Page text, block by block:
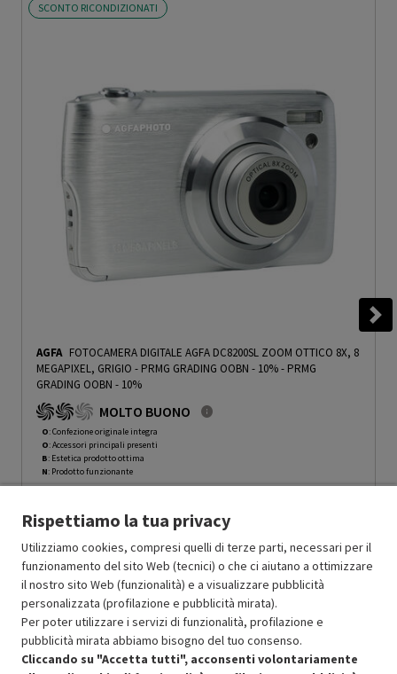
SCONTO RICONDIZIONATI
AGFA FOTOCAMERA DIGITALE AGFA DC8200SL ZOOM OTTICO 8X, 8
MEGAPIXEL, GRIGIO - PRMG GRADING OOBN - 10%- PRMG
GRADING OOBN - 10%
MOLTO BUONO
O: Confezione originale integra
O: Accessori principali presenti
B: Estetica prodotto ottima
N: Prodotto funzionante
Ricondizionato Prezzo ridotto da
107.10 a-50%
In Promozione 53.55
Aggiungi al carrello
SCONTO RICONDIZIONATI
Rispettiamo la tua privacy
Utilizziamo cookies, compresi quelli di terze parti, necessari per il
funzionamento del sito Web (tecnici) o che ci aiutano a ottimizzare
il nostro sito Web (funzionalità) e a visualizzare pubblicità
personalizzata (profilazione e pubblicità mirata).
Per poter utilizzare i servizi di funzionalità, profilazione e
pubblicità mirata abbiamo bisogno del tuo consenso.
Cliccando su "Accetta tutti", acconsenti volontariamente